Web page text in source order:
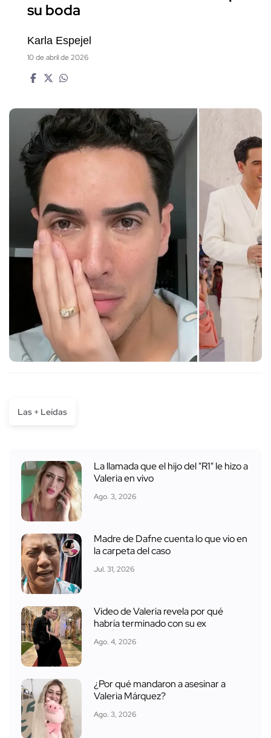
su boda
Karla Espejel
10 de abril de 2026
Las + Leídas
La llamada que el hijo del "R1" le hizo a
Valeria en vivo
Ago. 3, 2026
Madre de Dafne cuenta lo que vio en
la carpeta del caso
Jul. 31, 2026
Video de Valeria revela por qué
habría terminado con su ex
Ago. 4, 2026
¿Por qué mandaron a asesinar a
Valeria Márquez?
Ago. 3, 2026